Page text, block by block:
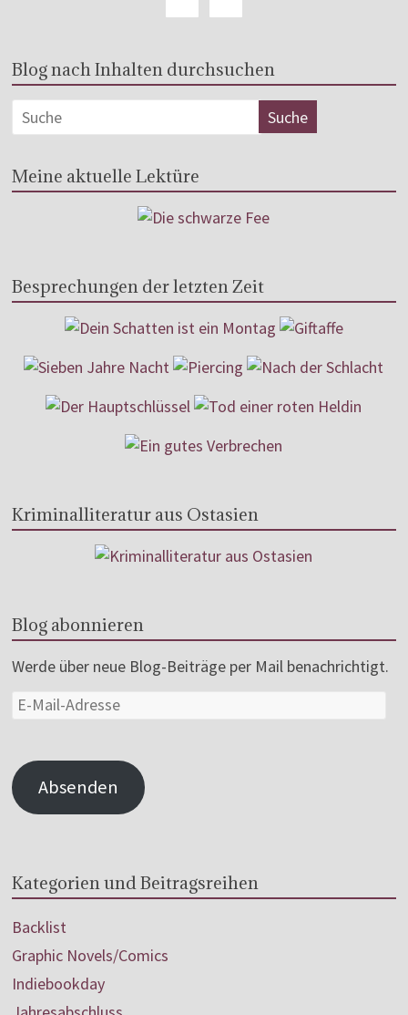
Blog nach Inhalten durchsuchen
Meine aktuelle Lektüre
Besprechungen der letzten Zeit
Kriminalliteratur aus Ostasien
Blog abonnieren
Werde über neue Blog-Beiträge per Mail benachrichtigt.
Absenden
Kategorien und Beitragsreihen
Backlist
Graphic Novels/Comics
Indiebookday